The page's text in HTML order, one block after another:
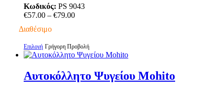
επιλογές
μπορούν
επιλεγούν
στη
σελίδα
του
προϊόντος
Κωδικός: PS 9043
€57.00 – €79.00Price
€79.00
Διαθέσιμο
Επιλογή Αυτό
το
πολλαπλές
Γρήγορη Προβολή
Αυτοκόλλητο Ψυγείου Mohito